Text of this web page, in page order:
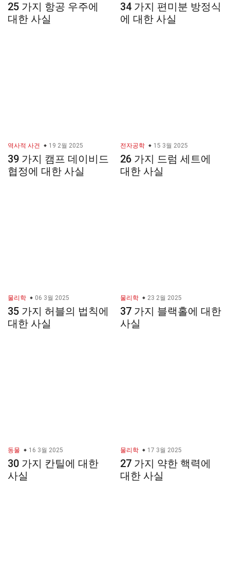
25 가지 항공 우주에
대한 사실
34 가지 편미분 방정식
에 대한 사실
역사적 사건 19 2월 2025
39 가지 캠프 데이비드
협정에 대한 사실
전자공학 15 3월 2025
26 가지 드럼 세트에
대한 사실
물리학 06 3월 2025
35 가지 허블의 법칙에
대한 사실
물리학 23 2월 2025
37 가지 블랙홀에 대한
사실
동물 16 3월 2025
30 가지 칸틸에 대한
사실
물리학 17 3월 2025
27 가지 약한 핵력에
대한 사실